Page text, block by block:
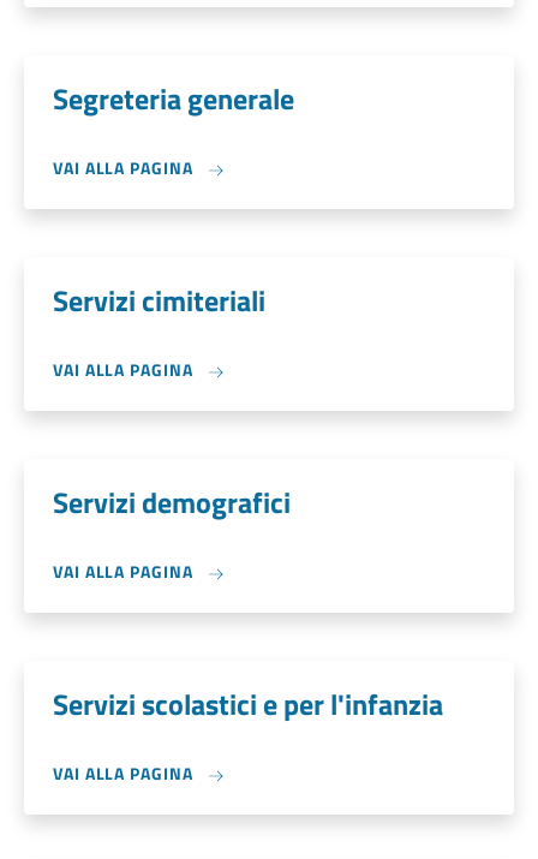
Segreteria generale
VAI ALLA PAGINA
Servizi cimiteriali
VAI ALLA PAGINA
Servizi demografici
VAI ALLA PAGINA
Servizi scolastici e per l'infanzia
VAI ALLA PAGINA